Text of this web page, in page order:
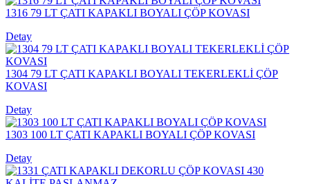
1316 79 LT ÇATI KAPAKLI BOYALI ÇÖP KOVASI
Detay
1304 79 LT ÇATI KAPAKLI BOYALI TEKERLEKLİ ÇÖP
KOVASI
Detay
1303 100 LT ÇATI KAPAKLI BOYALI ÇÖP KOVASI
Detay